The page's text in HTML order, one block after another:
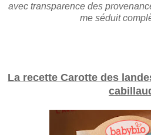
avec transparence des
me séduit
La recette Carotte des